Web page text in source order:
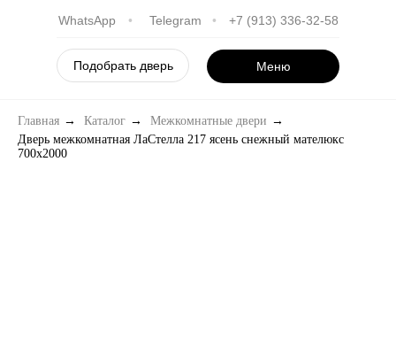
WhatsApp •
Telegram
• +7 (913) 336-32-58
Подобрать дверь Меню
Главная → Каталог → Межкомнатные двери →
Дверь межкомнатная ЛаСтелла 217 ясень снежный мателюкс
700х2000